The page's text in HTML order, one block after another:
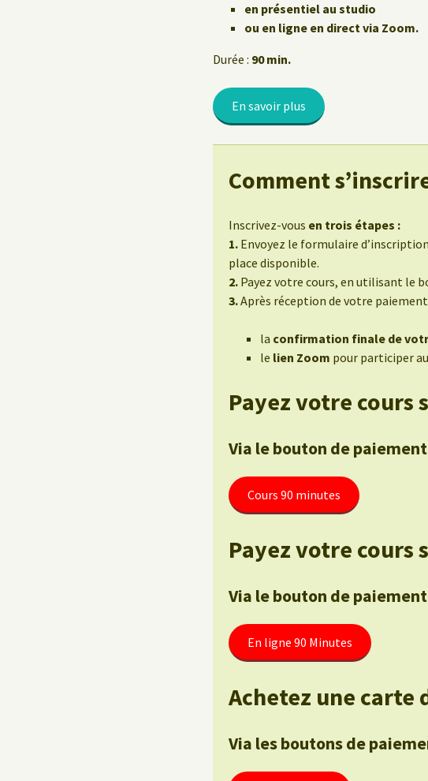
en présentiel au studio
ou en ligne en direct via Zoom.
Durée : 90 min.
En savoir plus
Comment
Inscrivez-vous en trois étapes :
1. Envoyez le formulaire
place disponible.
2. Payez votre cours, en utilisant le
3.Après réception de votre
la confirmation finale de
le lien Zoom pour participer
Payez votre
Via le bouton de
Cours 90 minutes
Payez votre
Via le bouton de
En ligne 90 Minutes
Achetez une carte
Via les boutons de